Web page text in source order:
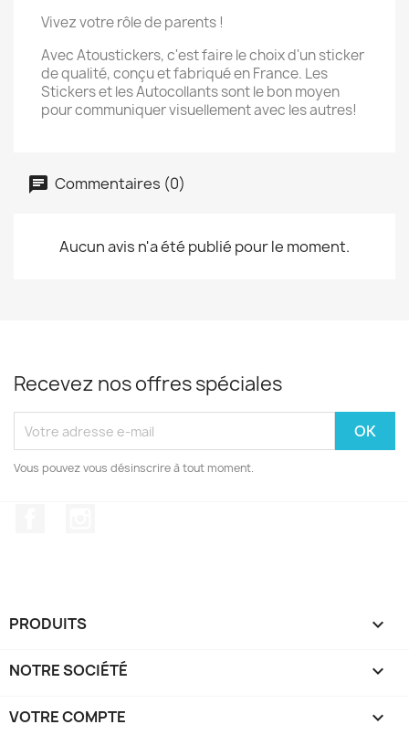
Vivez votre rôle de parents !
Avec Atoustickers, c'est faire le choix d'un sticker
de qualité, conçu et fabriqué en France. Les
Stickers et les Autocollants sont le bon moyen
pour communiquer visuellement avec les autres!
Commentaires (0)
Aucun avis n'a été publié pour le moment.
Recevez nos offres spéciales
Vous pouvez vous désinscrire à tout moment.
PRODUITS 
NOTRE SOCIÉTÉ 
VOTRE COMPTE 